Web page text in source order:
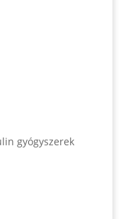
gyógyszerek